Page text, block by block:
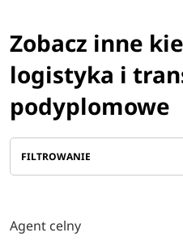
Zobacz inne
logistyka i
podyplomowe
FILTROWANIE
Agent celny